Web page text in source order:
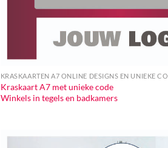
KRASKAARTEN A7 ONLINE DESIGNS EN UNIEKE
Kraskaart A7 met unieke code
Winkels in tegels en badkamers